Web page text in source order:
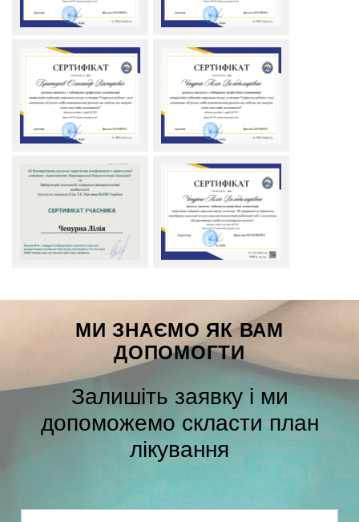
МИ ЗНАЄМО ЯК ВАМ
ДОПОМОГТИ
Залишіть заявку і ми
допоможемо скласти план
лікування